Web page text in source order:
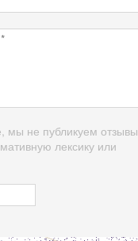
мы не публикуем отзывы
лексику или